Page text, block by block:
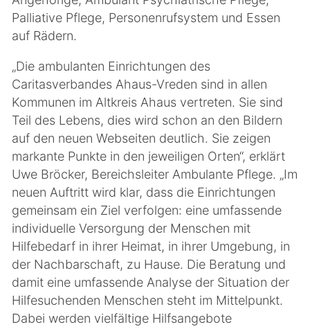
Palliative Pflege, Personenrufsystem und Essen
auf Rädern.
„Die ambulanten Einrichtungen des
Caritasverbandes Ahaus-Vreden sind in allen
Kommunen im Altkreis Ahaus vertreten. Sie sind
Teil des Lebens, dies wird schon an den Bildern
auf den neuen Webseiten deutlich. Sie zeigen
markante Punkte in den jeweiligen Orten“, erklärt
Uwe Bröcker, Bereichsleiter Ambulante Pflege. „Im
neuen Auftritt wird klar, dass die Einrichtungen
gemeinsam ein Ziel verfolgen: eine umfassende
individuelle Versorgung der Menschen mit
Hilfebedarf in ihrer Heimat, in ihrer Umgebung, in
der Nachbarschaft, zu Hause. Die Beratung und
damit eine umfassende Analyse der Situation der
Hilfesuchenden Menschen steht im Mittelpunkt.
Dabei werden vielfältige Hilfsangebote